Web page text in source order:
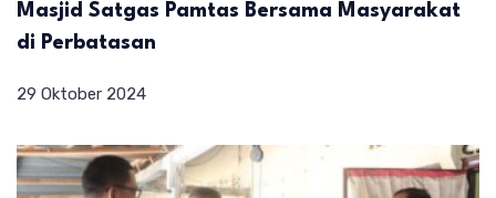
Masjid Satgas Pamtas Bersama Masyarakat
di Perbatasan
29 Oktober 2024